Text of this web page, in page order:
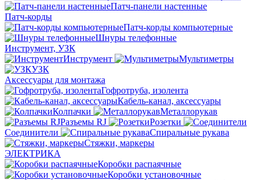
Патч-панели настенные
Патч-корды
Патч-корды компьютерные
Шнуры телефонные
Инструмент, УЗК
Инструмент
Мультиметры
УЗК
Аксессуары для монтажа
Гофротруба, изолента
Кабель-канал, аксессуары
Колпачки
Металлорукав
Разъемы RJ
Розетки
Соединители
Спиральные рукава
Стяжки, маркеры
ЭЛЕКТРИКА
Коробки распаячные
Коробки установочные